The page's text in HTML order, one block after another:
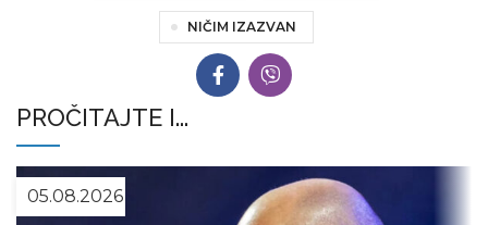
NIČIM IZAZVAN
PROČITAJTE I...
05.08.2026